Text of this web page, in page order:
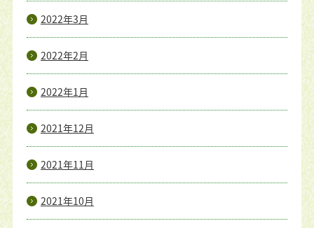
2022年3月
2022年2月
2022年1月
2021年12月
2021年11月
2021年10月